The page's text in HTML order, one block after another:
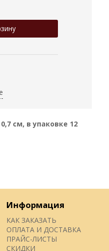
см, в упаковке 12
Информация
КАК ЗАКАЗАТЬ
ОПЛАТА И ДОСТАВКА
ПРАЙС-ЛИСТЫ
СКИДКИ